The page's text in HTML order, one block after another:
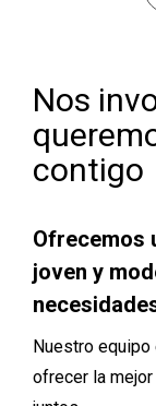
Nos
contigo
Ofrecemos
joven y
Nuestro equipo
ofrecer la